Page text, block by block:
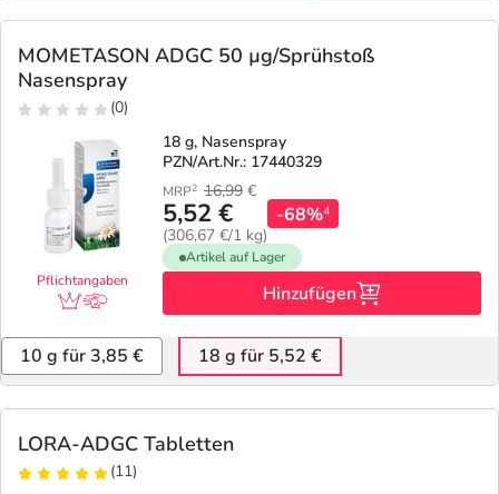
MOMETASON ADGC 50 µg/Sprühstoß
Nasenspray
(0)
Pflichtangaben
18 g, Nasenspray
PZN/Art.Nr.: 17440329
MRP2 16,99 €
5,52 €
(306,67 €/1 kg)
-68%4
Artikel auf Lager
Hinzufügen
10 g für 3,85 € 18 g für 5,52 €
LORA-ADGC Tabletten
(11)